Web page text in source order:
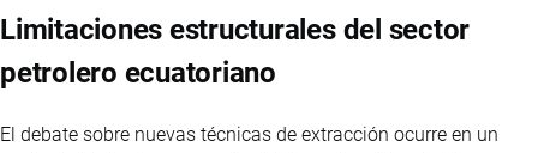
Limitaciones estructurales del sector
petrolero ecuatoriano
El debate sobre nuevas técnicas de extracción ocurre en un